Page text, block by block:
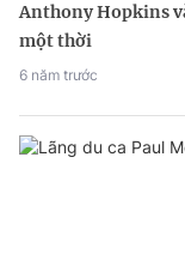
Anthony Hopkins
một thời
6 năm trước